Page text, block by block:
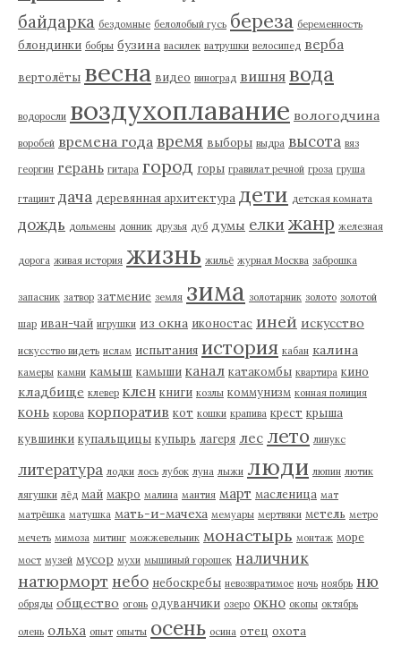
байдарка бездомные белолобый гусь береза беременность
блондинки бобры бузина василек ватрушки велосипед верба
вертолёты весна видео виноград вишня вода
водоросли воздухоплавание вологодчина
воробей времена года время выборы выдра высота вяз
георгин герань гитара город горы гравилат речной гроза груша
гтацинт дача деревянная архитектура дети детская комната
дождь дольмены донник друзья дуб думы елки жанр железная
дорога живая история жизнь жильё журнал Москва заброшка
запасник затвор затмение земля зима золотарник золото золотой
шар иван-чай игрушки из окна иконостас иней искусство
искусство видеть ислам испытания история кабан калина
камеры камни камыш камыши канал катакомбы квартира кино
кладбище клевер клен книги козлы коммунизм конная полиция
конь корова корпоратив кот кошки крапива крест крыша
кувшинки купальщицы купырь лагеря лес лето линукс
литература лодки лось лубок луна лыжи люди люпин лютик
лягушки лёд май макро малина мантия март масленица мат
матрёшка матушка мать-и-мачеха мемуары мертвяки метель метро
мечеть мимоза митинг можжевельник монастырь монтаж море
мост музей мусор мухи мышиный горошек наличник
натюрморт небо небоскребы невозвратимое ночь ноябрь ню
обряды общество огонь одуванчики озеро окно окопы октябрь
олень ольха опыт опыты осень осина отец охота